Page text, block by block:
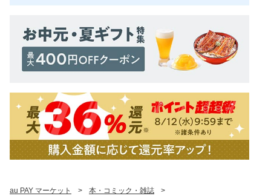
au PAY マーケット > 本・コミック・雑誌
>